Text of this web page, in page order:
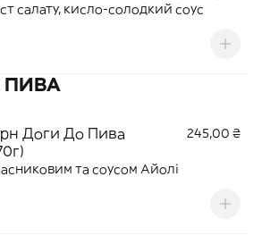
салату, кисло-солодкий соус
ПИВА
Доги До Пива
245,00 ₴
та соусом Айолі